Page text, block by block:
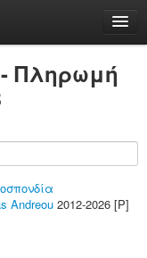
- Πληρωμή
Andreou 2012-2026 [P]